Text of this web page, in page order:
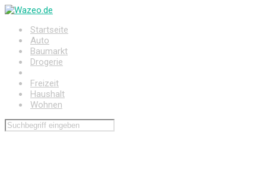
Zum
springenStartseite
Auto
Baumarkt
Drogerie
Freizeit
Haushalt
Wohnen